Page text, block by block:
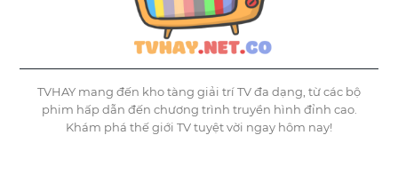
TVHAY mang đến kho tàng giải trí TV đa dạng, từ các bộ
phim hấp dẫn đến chương trình truyền hình đỉnh cao.
Khám phá thế giới TV tuyệt vời ngay hôm nay!